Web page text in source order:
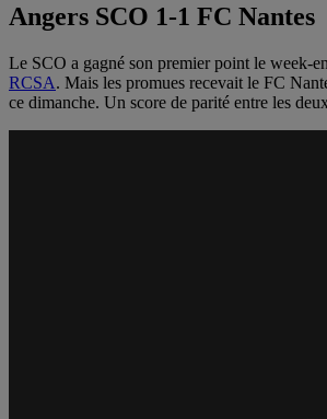
Angers SCO 1-1 FC Nantes
Le SCO a gagné son premier point le week-
RCSA. Mais les promues recevait le FC
ce dimanche. Un score de parité entre les